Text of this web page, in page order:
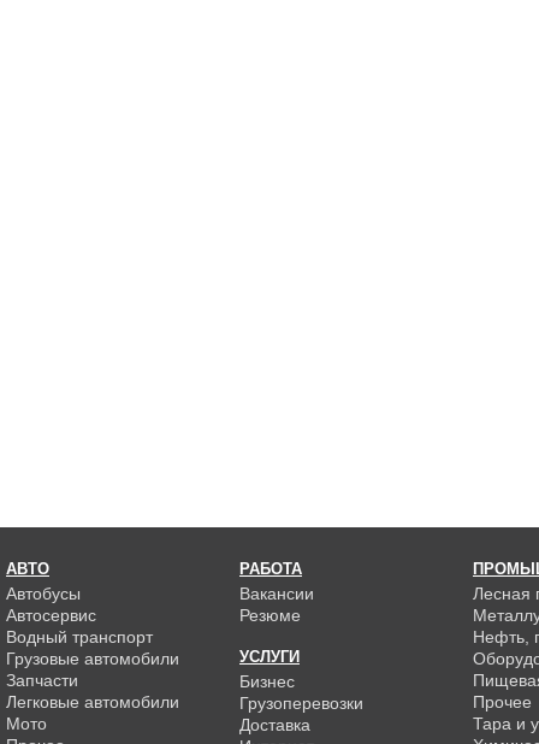
АВТО
Автобусы
Автосервис
Водный транспорт
Грузовые автомобили
Запчасти
Легковые автомобили
Мото
РАБОТА
Вакансии
Резюме
УСЛУГИ
Бизнес
Грузоперевозки
Доставка
Лесная
Нефть,
Прочее
Тара и